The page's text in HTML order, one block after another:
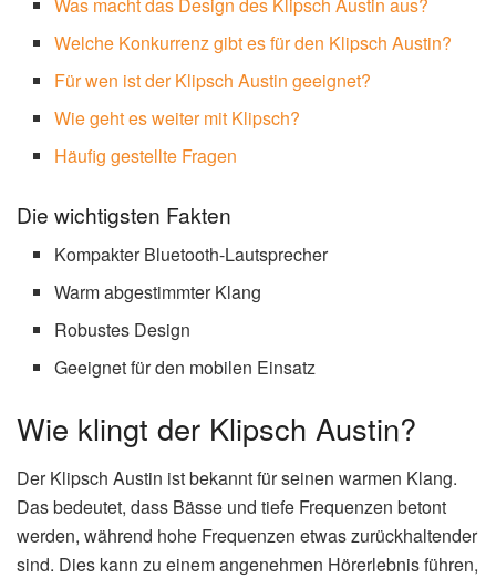
Welche Konkurrenz gibt es für den Klipsch Austin?
Für wen ist der Klipsch Austin geeignet?
Wie geht es weiter mit Klipsch?
Häufig gestellte Fragen
Die wichtigsten Fakten
Kompakter Bluetooth-Lautsprecher
Warm abgestimmter Klang
Robustes Design
Geeignet für den mobilen Einsatz
Wie klingt der Klipsch Austin?
Der Klipsch Austin ist bekannt für seinen warmen Klang.
Das bedeutet, dass Bässe und tiefe Frequenzen betont
werden, während hohe Frequenzen etwas zurückhaltender
sind. Dies kann zu einem angenehmen Hörerlebnis führen,